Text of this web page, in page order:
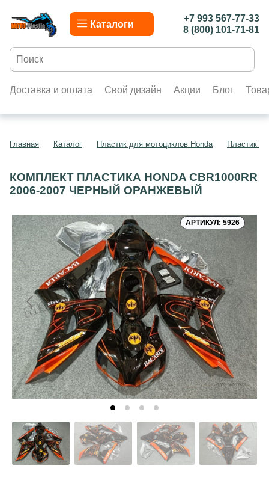
Каталоги
+7 993 567-77-33
8 (800) 101-71-81
Доставка и оплата Свой дизайн Акции Блог
Главная Каталог Пластик для мотоциклов Honda Пластик
КОМПЛЕКТ ПЛАСТИКА HONDA CBR1000RR
2006-2007 ЧЕРНЫЙ ОРАНЖЕВЫЙ
АРТИКУЛ: 5926